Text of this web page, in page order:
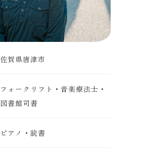
佐賀県唐津市
フォークリフト・音楽療法士・
図書館司書
ピアノ・読書